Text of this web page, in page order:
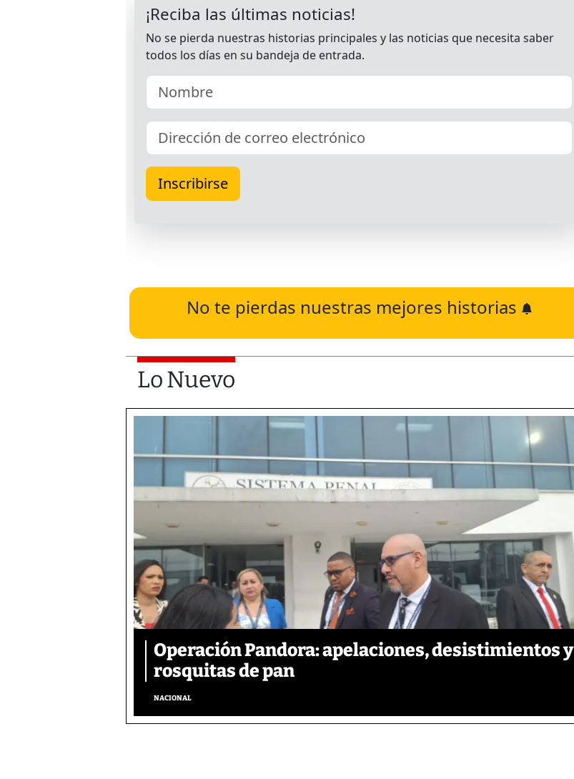
No te pierdas nuestras mejores historias
Lo Nuevo
Operación Pandora: apelaciones, desistimientos y
rosquitas de pan
NACIONAL